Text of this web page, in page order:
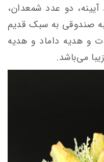
دو عدد شمعدان،
صندوقی به سبک قدیم
و هدیه داماد و هدیه
می‌باشد.